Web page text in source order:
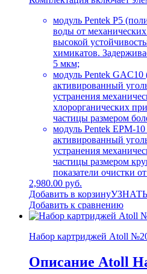
модуль Pentek P5
воды от
высокой
химикатов.
5 мкм;
модуль Pentek
активированный
устранения
хлорорганических
частицы размером
модуль Pentek EPM-
активированный
устранения
частицы размером
показатели очистки
2,980.00 руб.
Добавить в корзину
Добавить к сравнению
Набор картриджей Atoll
Описание Atoll